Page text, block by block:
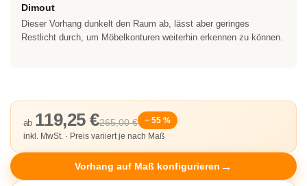
Dimout
Dieser Vorhang dunkelt den Raum ab, lässt aber geringes
Restlicht durch, um Möbelkonturen weiterhin erkennen zu können.
265,00 €
ab 119,25 €
− 55 %
inkl. MwSt. · Preis variiert je nach Maß
Vorhang auf Maß konfigurieren